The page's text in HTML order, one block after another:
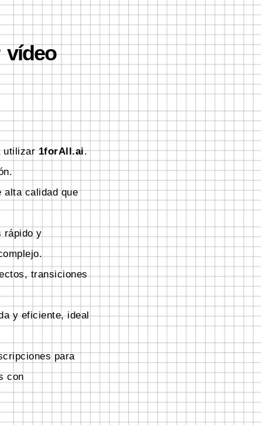
vídeo
utilizar1forAll.ai.
calidad que
rápido y
transiciones
y eficiente, ideal
para
con